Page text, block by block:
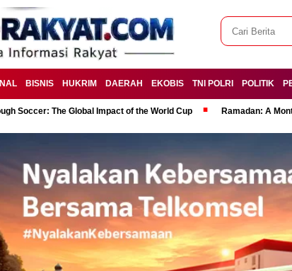
BISNIS HUKRIM DAERAH EKOBIS TNI POLRI POLITIK
Soccer: The Global Impact of the World Cup Ramadan: A